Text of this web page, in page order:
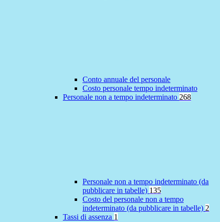
Conto annuale del personale
Costo personale tempo indeterminato
Personale non a tempo indeterminato 268
Personale non a tempo indeterminato (da
pubblicare in tabelle) 135
Costo del personale non a tempo
indeterminato (da pubblicare in tabelle) 2
Tassi di assenza 1